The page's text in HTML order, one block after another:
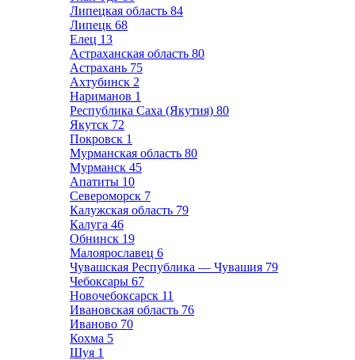
Липецкая область 84
Липецк 68
Елец 13
Астраханская область 80
Астрахань 75
Ахтубинск 2
Нариманов 1
Республика Саха (Якутия) 80
Якутск 72
Покровск 1
Мурманская область 80
Мурманск 45
Апатиты 10
Североморск 7
Калужская область 79
Калуга 46
Обнинск 19
Малоярославец 6
Чувашская Республика — Чувашия 79
Чебоксары 67
Новочебоксарск 11
Ивановская область 76
Иваново 70
Кохма 5
Шуя 1